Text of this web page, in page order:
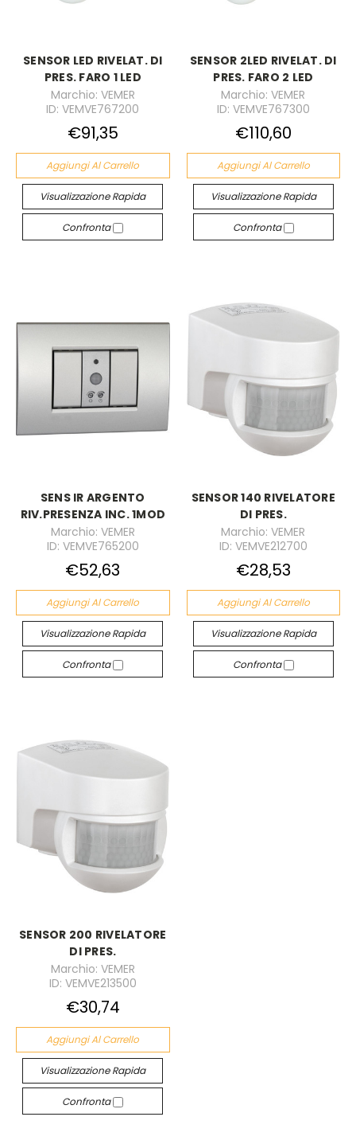
SENSOR LED RIVELAT. DI
PRES. FARO 1 LED
Marchio: VEMER
ID: VEMVE767200
€91,35
Aggiungi Al Carrello
Visualizzazione Rapida
Confronta
SENSOR 2LED RIVELAT. DI
PRES. FARO 2 LED
Marchio: VEMER
ID: VEMVE767300
€110,60
Aggiungi Al Carrello
Visualizzazione Rapida
Confronta
SENS IR ARGENTO
RIV.PRESENZA INC. 1MOD
Marchio: VEMER
ID: VEMVE765200
€52,63
Aggiungi Al Carrello
Visualizzazione Rapida
Confronta
SENSOR 140 RIVELATORE
DI PRES.
Marchio: VEMER
ID: VEMVE212700
€28,53
Aggiungi Al Carrello
Visualizzazione Rapida
Confronta
SENSOR 200 RIVELATORE
DI PRES.
Marchio: VEMER
ID: VEMVE213500
€30,74
Aggiungi Al Carrello
Visualizzazione Rapida
Confronta